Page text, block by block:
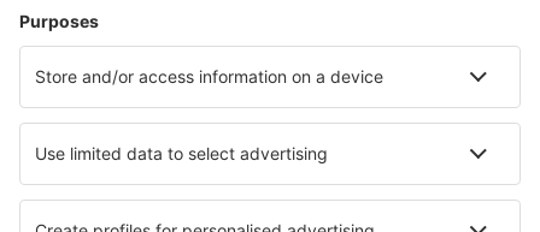
Zbor+Hotel
Află mai multe